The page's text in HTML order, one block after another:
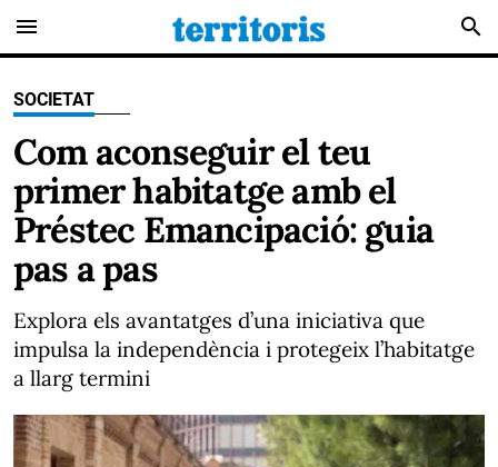
menu search
SOCIETAT
Com aconseguir el teu
primer habitatge amb el
Préstec Emancipació: guia
pas a pas
Explora els avantatges d’una iniciativa que
impulsa la independència i protegeix l’habitatge
a llarg termini